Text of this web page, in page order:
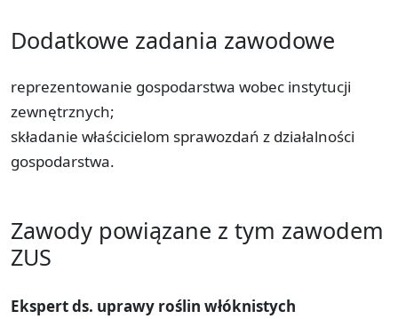
Dodatkowe zadania zawodowe
reprezentowanie gospodarstwa wobec instytucji
zewnętrznych;
składanie właścicielom sprawozdań z działalności
gospodarstwa.
Zawody powiązane z tym zawodem
ZUS
Ekspert ds. uprawy roślin włóknistych